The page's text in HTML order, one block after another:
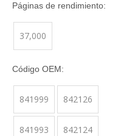
Páginas de rendimiento:
37,000
Código OEM:
841999 842126
841993 842124